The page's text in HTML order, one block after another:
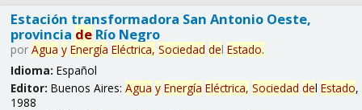
Estación transformadora San Antonio Oeste,
provincia deRío Negro
por Agua y Energía Eléctrica, Sociedad del Estado.
Idioma: Español
Editor: Buenos Aires: Agua y Energía Eléctrica, Sociedad del Estado,
1988